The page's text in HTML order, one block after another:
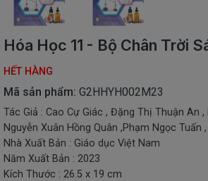
ĐỒ
DÙNG
SINH
QUÀ
TẶNG
ĐỒ
CHƠI
THIẾT
BỊ
Hóa Học 11 - Bộ Chân Trời
HẾT HÀNG
Mã sản phẩm: G2HHYH002M23
Tác Giả : Cao Cự Giác , Đặng Thị Thuận An
Nguyễn Xuân Hồng Quân ,Phạm Ngọc Tuấn ,
Nhà Xuất Bản : Giáo dục Việt Nam
Năm Xuất Bản : 2023
Kích Thước : 26.5 x 19 cm